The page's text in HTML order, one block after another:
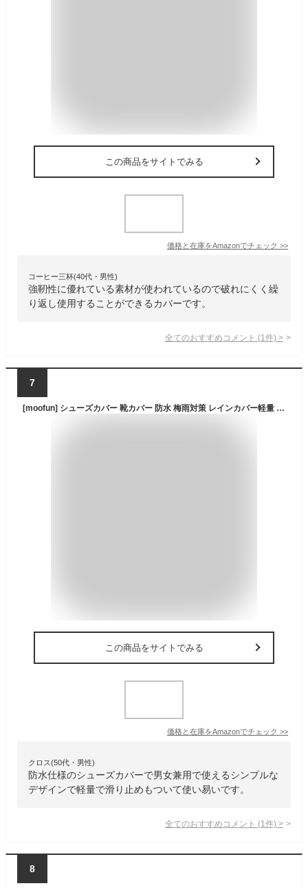
この商品をサイトでみる
価格と在庫をAmazonでチェック >>
コーヒー三杯(40代・男性)
強靭性に優れている素材が使われているので破れにくく繰
り返し使用することができるカバーです。
全てのおすすめコメント (1 件) >
7
[moofun] シューズカバー 靴カバー 防水 梅雨対策 レインカバー軽量 滑り止め コンパクト 雨 泥避け 雨具 男女兼用 靴の保護 履きやすい 登山 自転車用 通勤通学 手入れ簡単 (XXL, ブラック)
この商品をサイトでみる
価格と在庫をAmazonでチェック >>
クロス(50代・男性)
防水仕様のシューズカバーで男女兼用で使えるシンプルな
デザインで軽量で滑り止めもついて使い易いです。
全てのおすすめコメント (1 件) >
8